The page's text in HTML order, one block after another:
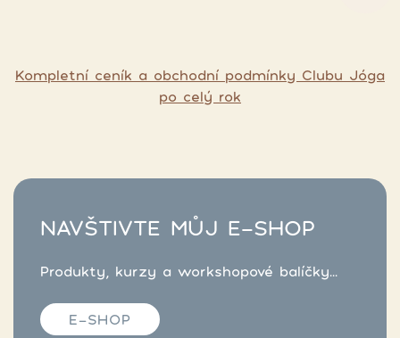
Kompletní ceník a obchodní podmínky Clubu Jóga
po celý rok
NAVŠTIVTE MŮJ E-SHOP
Produkty, kurzy a workshopové balíčky...
E-SHOP